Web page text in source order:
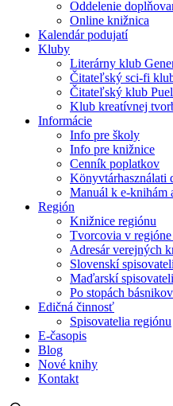
Oddelenie
Online knižnica
Kalendár podujatí
Kluby
Literárny klub
Čitateľský sci-fi
Čitateľský klub
Klub kreatívnej
Informácie
Info pre školy
Info pre knižnice
Cenník poplatkov
Könyvtárhasználati
Manuál k e-knihám
Región
Knižnice regiónu
Tvorcovia v
Adresár verejných
Slovenskí
Maďarskí
Po stopách
Edičná činnosť
Spisovatelia regiónu
E-časopis
Blog
Nové knihy
Kontakt